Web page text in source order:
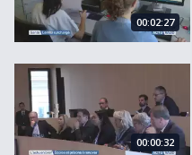
00:02:27
Écoles et prisons à agrandir
00:00:32